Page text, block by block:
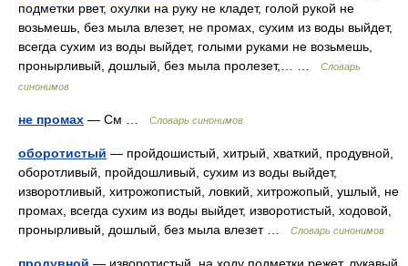
подметки рвет, охулки на руку не кладет, голой рукой не
возьмешь, без мыла влезет, не промах, сухим из воды выйдет,
всегда сухим из воды выйдет, голыми руками не возьмешь,
пронырливый, дошлый, без мыла пролезет,… …
Словарь
синонимов
не промах — См … Словарь синонимов
оборотистый — пройдошистый, хитрый, хваткий, продувной,
оборотливый, пройдошливый, сухим из воды выйдет,
изворотливый, хитрожопистый, ловкий, хитрожопый, ушлый, не
промах, всегда сухим из воды выйдет, изворотистый, ходовой,
пронырливый, дошлый, без мыла влезет …
Словарь синонимов